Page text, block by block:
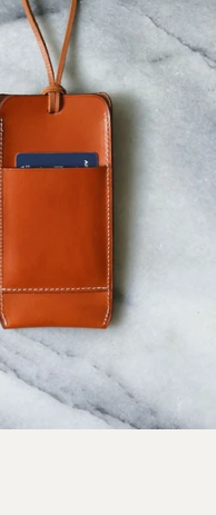
123456
elemento 7
elemento 8